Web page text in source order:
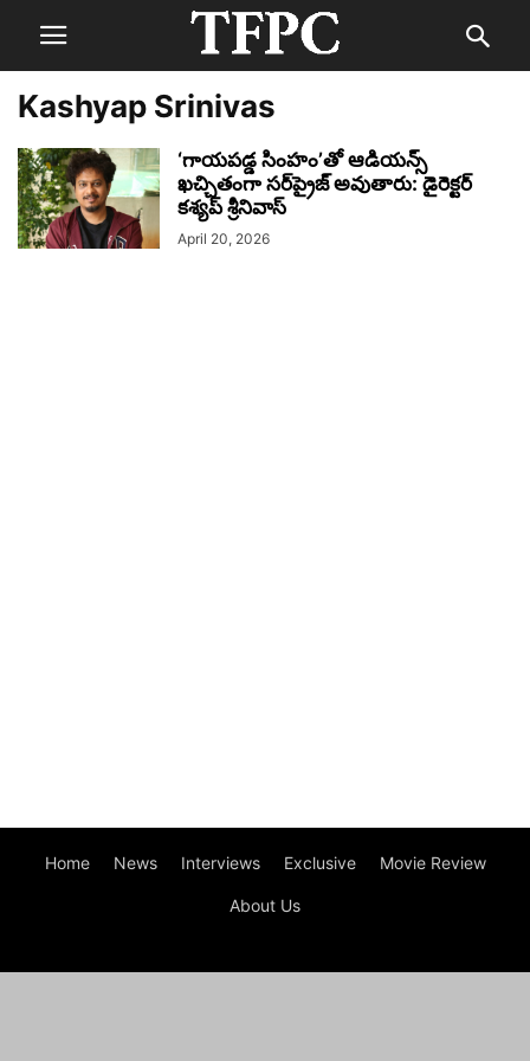
Kashyap Srinivas
‘గాయపడ్డ సింహం’తో ఆడియన్స్
ఖచ్చితంగా సర్‌ప్రైజ్ అవుతారు: డైరెక్టర్
కశ్యప్ శ్రీనివాస్
April 20, 2026
Home News Interviews Exclusive Movie Review
About Us